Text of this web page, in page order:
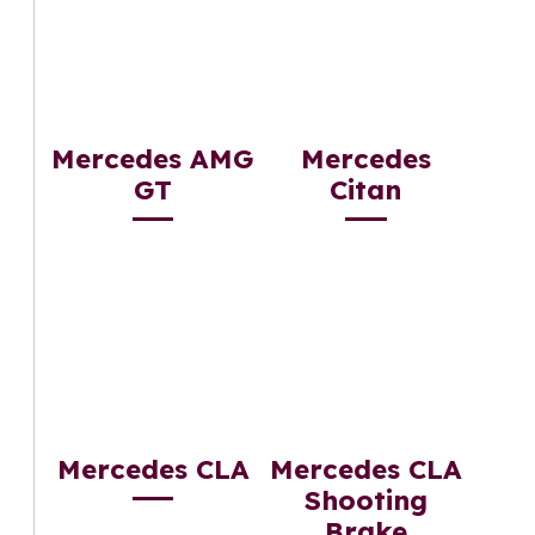
Mercedes AMG
GT
Mercedes
Citan
Mercedes CLA
Mercedes CLA
Shooting